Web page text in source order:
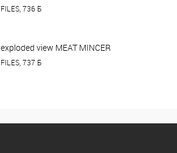
HKN-32SP.pdf
FILES, 736 Б
exploded view MEAT MINCER
HURAKAN HKN-22SP.pdf
FILES, 737 Б